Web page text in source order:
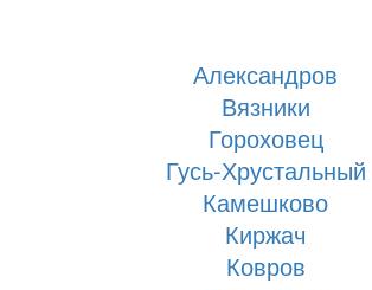
Александров
Вязники
Гороховец
Гусь-Хрустальный
Камешково
Киржач
Ковров